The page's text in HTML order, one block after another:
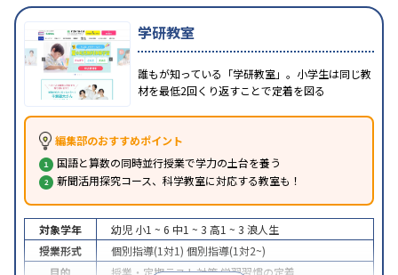
学研教室
誰もが知っている「学研教室」。小学生は同じ教
材を最低2回くり返すことで定着を図る
編集部のおすすめポイント
国語と算数の同時並行授業で学力の土台を養う
新聞活用探究コース、科学教室に対応する教室も！
対象学年 幼児 小1 ~ 6 中1 ~ 3 高1 ~ 3 浪人生
授業形式
個別指導(1対1) 個別指導(1対2~)
目的
授業・定期テスト対策学習習慣の定着